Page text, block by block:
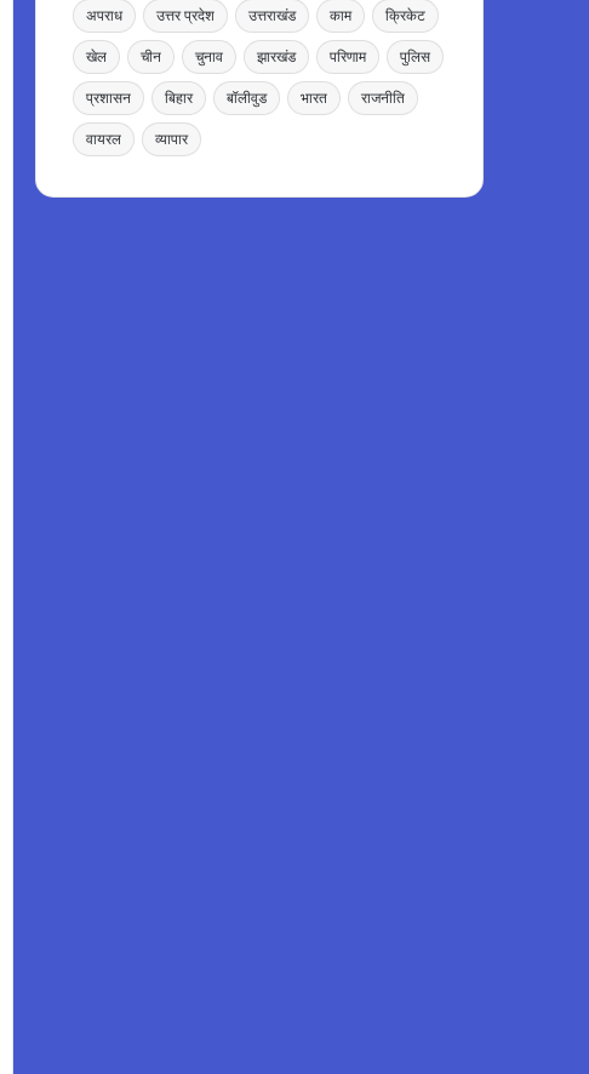
अपराध उत्तर प्रदेश उत्तराखंड काम क्रिकेट
खेल चीन चुनाव झारखंड परिणाम पुलिस
प्रशासन बिहार बॉलीवुड भारत राजनीति
वायरल व्यापार